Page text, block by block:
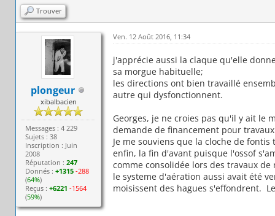
Trouver
plongeur
xibalbacien
Messages : 4 229
Sujets : 38
Inscription : Juin
2008
Réputation :247
Donnés :+1315 -288
(64%)
Reçus :+6221 -1564
(59%)
Ven. 12 Août 2016, 11:34
j'apprécie aussi la claque qu'elle
sa morgue habituelle;
les directions ont bien travaillé
autre qui dysfonctionnent.
Georges, je ne croies pas qu'il y ait le
demande de financement pour
Je me souviens que la cloche de
enfin, la fin d'avant puisque l'ossof
comme consolidée lors des travaux
le systeme d'aération aussi avait été
moisissent des hagues s'effondrent.